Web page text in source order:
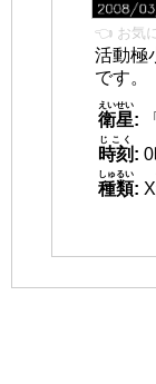
👈 お気
活動極
です。
衛星
えいせい
:
時刻
じこく
:
種類
しゅるい
: X